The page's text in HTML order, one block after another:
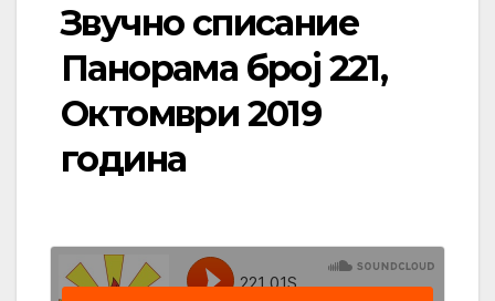
Звучно списание
Панорама број 221,
Октомври 2019
година